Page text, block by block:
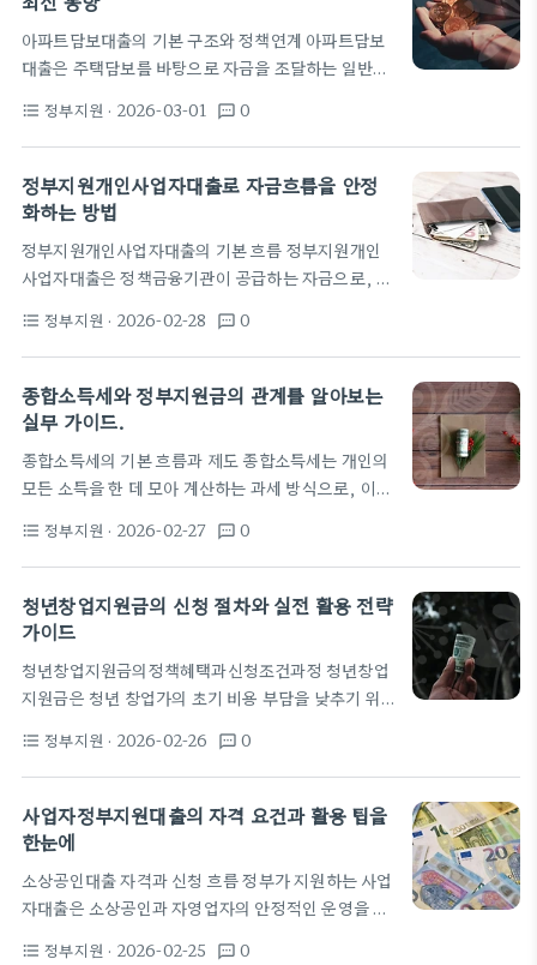
이 현명하다. 정책자금 정보를 확인하는 가장 빠른 방
법은 지역자치단체의 공식 포털과 중앙 정부 포털을
둘 다 확인하는 것이다. 특히 고용노동부와 한국산업
아파트담보대출의 기본 구조와 정책연계 아파트담보
대출은 주택담보를 바탕으로 자금을 조달하는 일반적
해지며 만기도 금리도 정책에 따라 다르게 구성된다.
정책자금과의 연결은 대출 금리를 낮추고 상환 기간을
연장하는 효과를 기대하게 만든다. 특히 신규 주거정
책이나 저금리 이니셔티브가 시행될 때 이 점이 더욱
대출과 결합될 때 시너지를 낼 수 있다. 예를 들어 주
택금융공사나 주택도시기금이 제공하는 저금리 대출
은 일반 대출의 이자를 낮추는 역할을 한다. 다만 자격
format_list_bulleted 정부지원 · 2026-03-01 textsms 0
정부지원개인사업자대출로 자금흐름을 안정
화하는 방법
정부지원개인사업자대출의 기본 흐름 정부지원개인
사업자대출은 정책금융기관이 공급하는 자금으로, 개
제도이다. 일반적으로 소상공인저금리대출이나 산업
발전 자금 같은 형태로 제공되며, 정부의 지원 정책이
반영되어 금리가 시중 대비 낮은 편이다. 이 제도는 개
인사업자들이 경기 변동기에 유동성을 확보하고 사업
금융기관이 디지털 신기술을 도입해 신청부터 심사까
지의 속도와 보안성을 높이고 있다. 대출은 은행과 정
책금융공사 같은 공적 기관이 공동으로 관리하는 경우
매출 흐름이 중요한 심사 요소로…
format_list_bulleted 정부지원 · 2026-02-28 textsms 0
종합소득세와 정부지원금의 관계를 알아보는
실무 가이드.
종합소득세의 기본 흐름과 제도 종합소득세는 개인의
모든 소득을 한 데 모아 계산하는 과세 방식으로, 이자
세율은 누진적으로 적용되며, 연간 총소득 금액과 각
종 공제 또는 소득공제에 따라 실제 납부세액이 달라
진다. 일반적으로 종합소득세 신고는 매년 일정 기간
에 걸쳐 이뤄지며, 납부는 해당 기간의 결과에 따라 이
계의 속성은 소득의 원천과 형태에 따라 달라지며, 구
체적 처리 방식은 법령 및 지침에 따른다. 면세사업자
종합소득세의 적용 여부는 사업자 유형과 소득의 배분
format_list_bulleted 정부지원 · 2026-02-27 textsms 0
청년창업지원금의 신청 절차와 실전 활용 전략
가이드
청년창업지원금의정책혜택과신청조건과정 청년창업
지원금은 청년 창업가의 초기 비용 부담을 낮추기 위
이자 부담이나 상환 의무와 달리 특정 조건을 충족하
는 경우 보조금 형식으로 제공된다. 정책의 핵심은 사
업 아이템의 실행 가능성과 시장 성과를 높이는 데 있
다. 지원 범위와 선정 방식은 매년 예산의 변화에 따라
팀 구성의 역량 등을 종합해 선발한다. 구체적인 금액
과 분배 방식은 공고마다 다르니 공식 포털의 공지사
항을 확인하는 것이 가장 안전하다. 신청 절차는 대체
format_list_bulleted 정부지원 · 2026-02-26 textsms 0
사업자정부지원대출의 자격 요건과 활용 팁을
한눈에
소상공인대출 자격과 신청 흐름 정부가 지원하는 사업
자대출은 소상공인과 자영업자의 안정적인 운영을 돕
format_list_bulleted 정부지원 · 2026-02-25 textsms 0